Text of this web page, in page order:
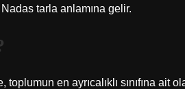
tarla anlamına gelir.
toplumun en ayrıcalıklı sınıfına ait